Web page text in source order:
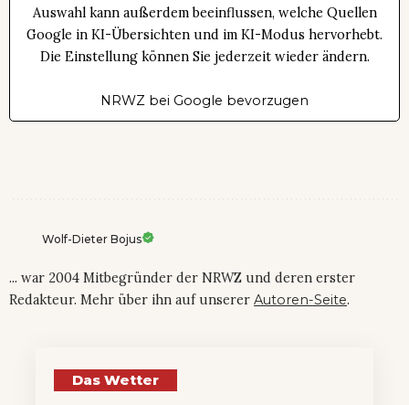
Auswahl kann außerdem beeinflussen, welche Quellen
Google in KI-Übersichten und im KI-Modus hervorhebt.
Die Einstellung können Sie jederzeit wieder ändern.
NRWZ bei Google bevorzugen
Wolf-Dieter Bojus
... war 2004 Mitbegründer der NRWZ und deren erster
Redakteur. Mehr über ihn auf unserer Autoren-Seite.
Das Wetter